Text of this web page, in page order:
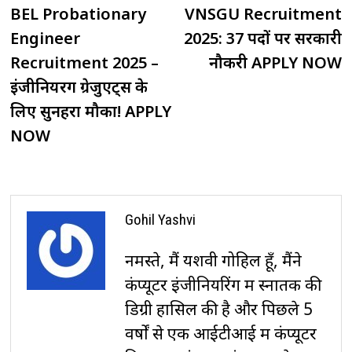
navigationpost:
BEL Probationary
Engineer
Recruitment 2025 –
इंजीनियरिंग ग्रेजुएट्स के
लिए सुनहरा मौका! APPLY
NOW
VNSGU Recruitment
2025: 37 पदों पर सरकारी
नौकरी APPLY NOW
Gohil Yashvi
नमस्ते, मैं यशवी गोहिल हूँ, मैंने
कंप्यूटर इंजीनियरिंग में स्नातक की
डिग्री हासिल की है और पिछले 5
वर्षों से एक आईटीआई में कंप्यूटर